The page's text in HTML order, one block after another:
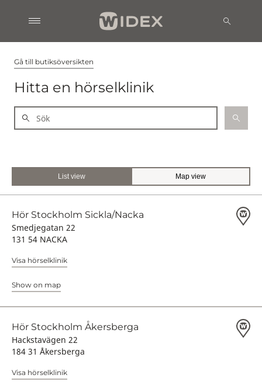
Gå till butiksöversikten
Hitta en hörselklinik
List view Map view
Hör Stockholm Sickla/Nacka
Smedjegatan 22
131 54 NACKA
Visa hörselklinik
Show on map
Hör Stockholm Åkersberga
Hackstavägen 22
184 31 Åkersberga
Visa hörselklinik